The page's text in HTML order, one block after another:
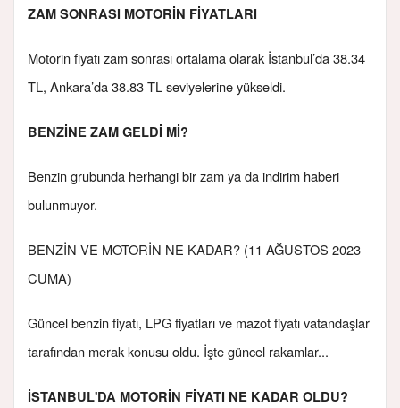
ZAM SONRASI MOTORİN FİYATLARI
Motorin fiyatı zam sonrası ortalama olarak İstanbul’da 38.34
TL, Ankara’da 38.83 TL seviyelerine yükseldi.
BENZİNE ZAM GELDİ Mİ?
Benzin grubunda herhangi bir zam ya da indirim haberi
bulunmuyor.
BENZİN VE MOTORİN NE KADAR? (11 AĞUSTOS 2023
CUMA)
Güncel benzin fiyatı, LPG fiyatları ve mazot fiyatı vatandaşlar
tarafından merak konusu oldu. İşte güncel rakamlar...
İSTANBUL'DA MOTORİN FİYATI NE KADAR OLDU?